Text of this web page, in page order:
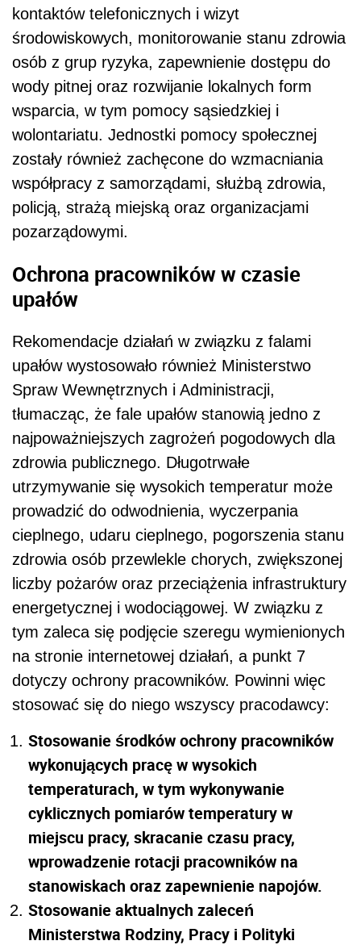
kontaktów telefonicznych i wizyt
środowiskowych, monitorowanie stanu zdrowia
osób z grup ryzyka, zapewnienie dostępu do
wody pitnej oraz rozwijanie lokalnych form
wsparcia, w tym pomocy sąsiedzkiej i
wolontariatu. Jednostki pomocy społecznej
zostały również zachęcone do wzmacniania
współpracy z samorządami, służbą zdrowia,
policją, strażą miejską oraz organizacjami
pozarządowymi.
Ochrona pracowników w czasie
upałów
Rekomendacje działań w związku z falami
upałów wystosowało również Ministerstwo
Spraw Wewnętrznych i Administracji,
tłumacząc, że fale upałów stanowią jedno z
najpoważniejszych zagrożeń pogodowych dla
zdrowia publicznego. Długotrwałe
utrzymywanie się wysokich temperatur może
prowadzić do odwodnienia, wyczerpania
cieplnego, udaru cieplnego, pogorszenia stanu
zdrowia osób przewlekle chorych, zwiększonej
liczby pożarów oraz przeciążenia infrastruktury
energetycznej i wodociągowej. W związku z
tym zaleca się podjęcie szeregu wymienionych
na stronie internetowej działań, a punkt 7
dotyczy ochrony pracowników. Powinni więc
stosować się do niego wszyscy pracodawcy:
Stosowanie środków ochrony pracowników
wykonujących pracę w wysokich
temperaturach, w tym wykonywanie
cyklicznych pomiarów temperatury w
miejscu pracy, skracanie czasu pracy,
wprowadzenie rotacji pracowników na
stanowiskach oraz zapewnienie napojów.
Stosowanie aktualnych zaleceń
Ministerstwa Rodziny, Pracy i Polityki